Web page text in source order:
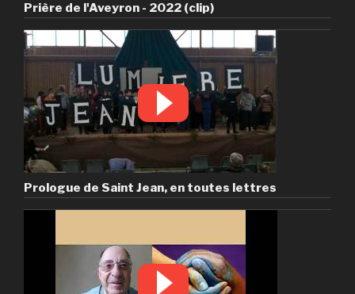
Prière de l'Aveyron - 2022 (clip)
Prologue de Saint Jean, en toutes lettres